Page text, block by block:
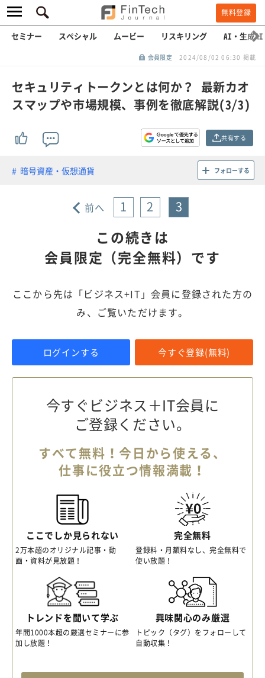
無料登録
セミナー スペシャル ムービー リスキリング AI・生成AI
会員限定 2024/08/02 06:30 掲載
セキュリティトークンとは何か？ 最新カオ
スマップや市場規模、事例を徹底解説(3/3)
共有する
暗号資産・仮想通貨 フォローする
前へ 1 2 3
この続きは
会員限定（完全無料）です
ここから先は「ビジネス+IT」会員に登録された方の
み、ご覧いただけます。
ログインする 今すぐ登録(無料)
今すぐビジネス＋IT会員に
ご登録ください。
すべて無料！今日から使える、
仕事に役立つ情報満載！
ここでしか見られない
2万本超のオリジナル記事・動
画・資料が見放題！
完全無料
登録料・月額料なし、完全無料で
使い放題！
トレンドを聞いて学ぶ
年間1000本超の厳選セミナーに参
加し放題！
興味関心のみ厳選
トピック（タグ）をフォローして
自動収集！